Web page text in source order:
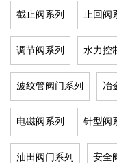
截止阀系列 止回阀
调节阀系列 水力控
波纹管阀门系列 冶
电磁阀系列 针型阀
油田阀门系列 安全